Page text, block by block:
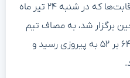
ایران در مرحله نیمه‌نهایی این رقابت‌ها که در شنبه ۲۴ تیر ماه
چین برگزار شد، به مصاف تیم
قدرتمند تایلند رفت و با نتیجه ۶۴ بر ۵۲ به پیروزی رسید و